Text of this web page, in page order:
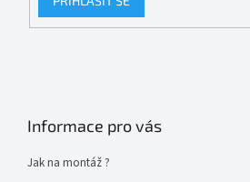
Informace pro vás
Jak na montáž ?